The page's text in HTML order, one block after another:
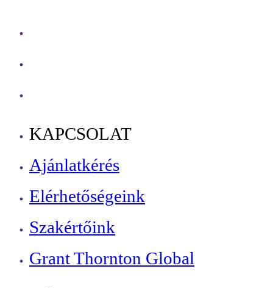
KAPCSOLAT
Ajánlatkérés
Elérhetőségeink
Szakértőink
Grant Thornton Global